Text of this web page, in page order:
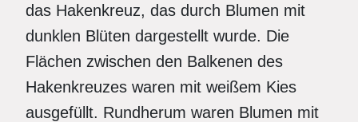
das Hakenkreuz, das durch Blumen mit
dunklen Blüten dargestellt wurde. Die
Flächen zwischen den Balkenen des
Hakenkreuzes waren mit weißem Kies
ausgefüllt. Rundherum waren Blumen mit